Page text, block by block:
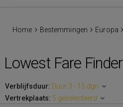
Home Bestemmingen Europa
Lowest Fare Finder
Verblijfsduur: Duur 3 - 15 dgn
Vertrekplaats: 5 geselecteerd